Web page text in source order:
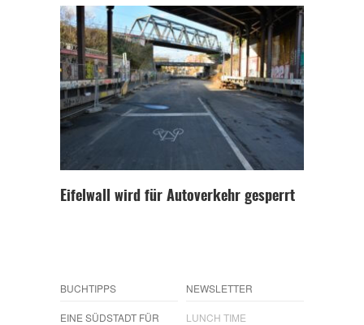
Eifelwall wird für Autoverkehr gesperrt
BUCHTIPPS
EINE SÜDSTADT FÜR
NEWSLETTER
LUNCH TIME